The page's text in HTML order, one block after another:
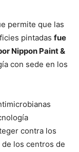
permite que las
pintadas fue
Nippon Paint &
con sede en los
contra los
los centros de